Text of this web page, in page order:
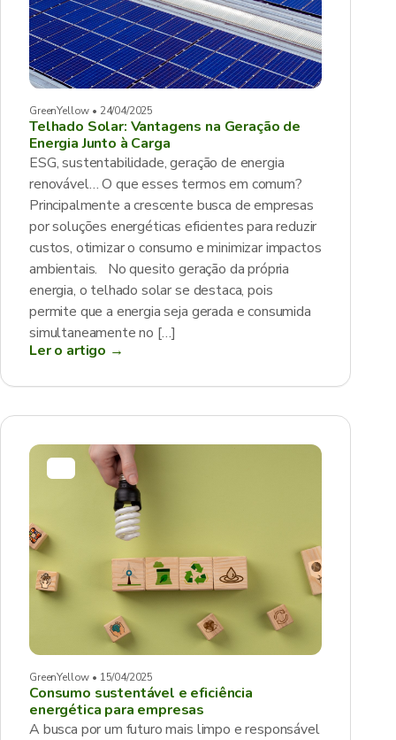
GreenYellow • 24/04/2025
Telhado Solar: Vantagens na Geração de
Energia Junto à Carga
ESG, sustentabilidade, geração de energia
renovável… O que esses termos em comum?
Principalmente a crescente busca de empresas
por soluções energéticas eficientes para reduzir
custos, otimizar o consumo e minimizar impactos
ambientais. No quesito geração da própria
energia, o telhado solar se destaca, pois
permite que a energia seja gerada e consumida
simultaneamente no […]
Ler o artigo →
GreenYellow • 15/04/2025
Consumo sustentável e eficiência
energética para empresas
A busca por um futuro mais limpo e responsável